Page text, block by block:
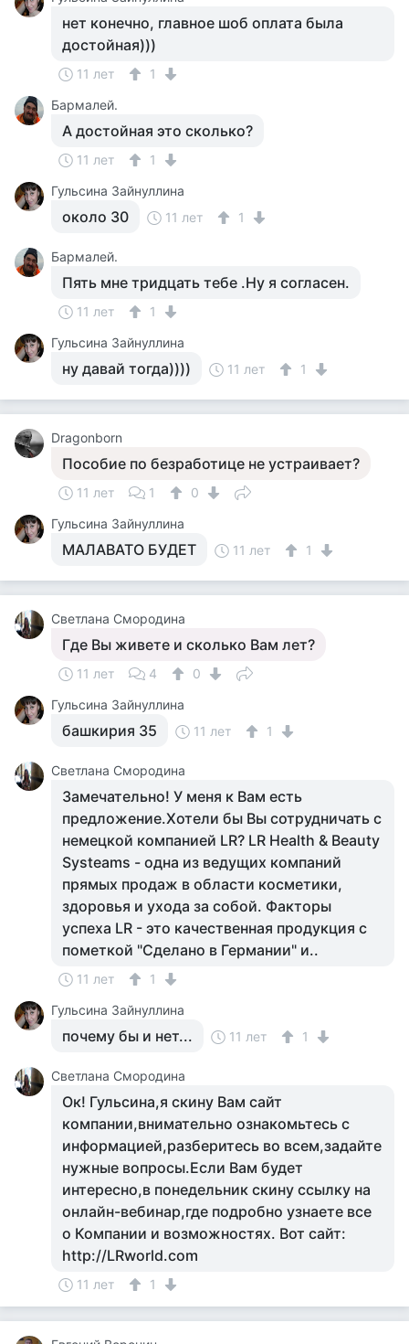
нет конечно, главное шоб оплата была
достойная)))
11 лет
1
Бармалей.
А достойная это сколько?
11 лет
1
Гульсина Зайнуллина
около 30 11 лет 1
Бармалей.
Пять мне тридцать тебе .Ну я согласен.
11 лет
1
Гульсина Зайнуллина
ну давай тогда)))) 11 лет 1
Dragonborn
Пособие по безработице не устраивает?
11 лет 1
0
Гульсина Зайнуллина
МАЛАВАТО БУДЕТ 11 лет 1
Светлана Смородина
Где Вы живете и сколько Вам лет?
11 лет 4
0
Гульсина Зайнуллина
башкирия 35 11 лет 1
Светлана Смородина
Замечательно! У меня к Вам есть
предложение.Хотели бы Вы сотрудничать с
немецкой компанией LR? LR Health & Beauty
Systeams - одна из ведущих компаний
прямых продаж в области косметики,
здоровья и ухода за собой. Факторы
успеха LR - это качественная продукция с
пометкой "Сделано в Германии" и..
11 лет
1
Гульсина Зайнуллина
почему бы и нет... 11 лет 1
Светлана Смородина
Ок! Гульсина,я скину Вам сайт
компании,внимательно ознакомьтесь с
информацией,разберитесь во всем,задайте
нужные вопросы.Если Вам будет
интересно,в понедельник скину ссылку на
онлайн-вебинар,где подробно узнаете все
о Компании и возможностях. Вот сайт:
http://LRworld.com
11 лет 1